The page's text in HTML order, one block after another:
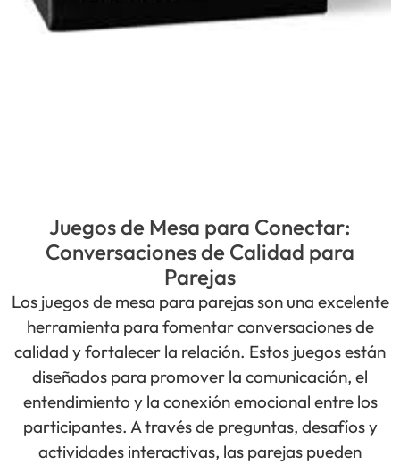
Juegos de Mesa para Conectar:
Conversaciones de Calidad para
Parejas
Los juegos de mesa para parejas son una excelente
herramienta para fomentar conversaciones de
calidad y fortalecer la relación. Estos juegos están
diseñados para promover la comunicación, el
entendimiento y la conexión emocional entre los
participantes. A través de preguntas, desafíos y
actividades interactivas, las parejas pueden